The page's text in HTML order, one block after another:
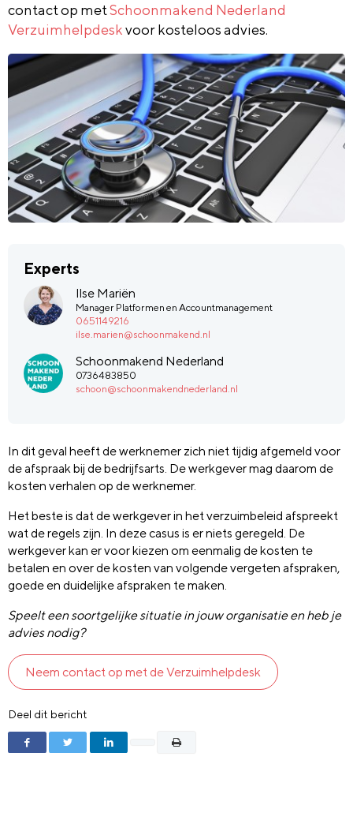
contact op metSchoonmakend Nederland
Verzuimhelpdeskvoor kosteloos advies.
Experts
Ilse Mariën
Manager Platformen en Accountmanagement
0651149216
ilse.marien@schoonmakend.nl
Schoonmakend Nederland
0736483850
schoon@schoonmakendnederland.nl
In dit geval heeft de werknemer zich niet tijdig afgemeld voor
de afspraak bij de bedrijfsarts. De werkgever mag daarom de
kosten verhalen op de werknemer.
Het beste is dat de werkgever in het verzuimbeleid afspreekt
wat de regels zijn. In deze casus is er niets geregeld. De
werkgever kan er voor kiezen om eenmalig de kosten te
betalen en over de kosten van volgende vergeten afspraken,
goede en duidelijke afspraken te maken.
Speelt een soortgelijke situatie in jouw organisatie en heb je
advies nodig?
Neem contact op met de Verzuimhelpdesk
Deel dit bericht